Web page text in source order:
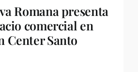
Romana presenta
comercial en
Center Santo